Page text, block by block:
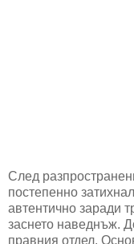
След
постепенно
автентично заради
заснето наведнъж.
правния отдел.